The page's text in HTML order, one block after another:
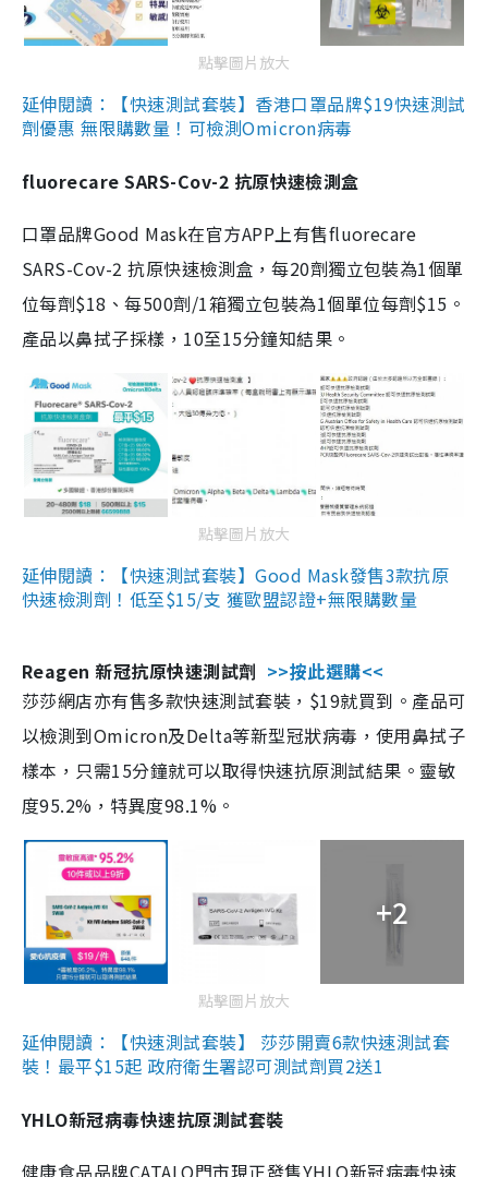
點擊圖片放大
延伸閱讀：【快速測試套裝】香港口罩品牌$19快速測試
劑優惠 無限購數量！可檢測Omicron病毒
fluorecare SARS-Cov-2 抗原快速檢測盒
口罩品牌Good Mask在官方APP上有售fluorecare
SARS-Cov-2 抗原快速檢測盒，每20劑獨立包裝為1個單
位每劑$18、每500劑/1箱獨立包裝為1個單位每劑$15。
產品以鼻拭子採樣，10至15分鐘知結果。
點擊圖片放大
延伸閱讀：【快速測試套裝】Good Mask發售3款抗原
快速檢測劑！低至$15/支 獲歐盟認證+無限購數量
Reagen 新冠抗原快速測試劑 >>按此選購<<
莎莎網店亦有售多款快速測試套裝，$19就買到。產品可
以檢測到Omicron及Delta等新型冠狀病毒，使用鼻拭子
樣本，只需15分鐘就可以取得快速抗原測試結果。靈敏
度95.2%，特異度98.1%。
+2
點擊圖片放大
延伸閱讀：【快速測試套裝】 莎莎開賣6款快速測試套
裝！最平$15起 政府衛生署認可測試劑買2送1
YHLO新冠病毒快速抗原測試套裝
健康食品品牌CATALO門市現正發售YHLO新冠病毒快速